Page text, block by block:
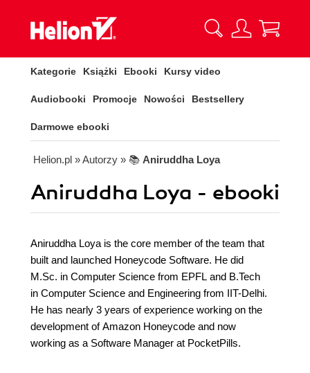
Kategorie Książki Ebooki Kursy video
Audiobooki Promocje Nowości Bestsellery
Darmowe ebooki
Helion.pl » Autorzy » 📚 Aniruddha Loya
Aniruddha Loya - ebooki
Aniruddha Loya is the core member of the team that
built and launched Honeycode Software. He did
M.Sc. in Computer Science from EPFL and B.Tech
in Computer Science and Engineering from IIT-Delhi.
He has nearly 3 years of experience working on the
development of Amazon Honeycode and now
working as a Software Manager at PocketPills.